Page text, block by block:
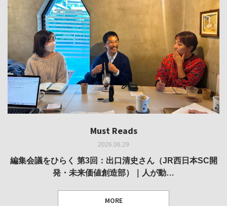
Must Reads
2026.06.29
編集会議をひらく 第3回：出口清史さん（JR西日本SC開
発・未来価値創造部）｜人が動…
MORE
Must Reads
2026.05.14
REVIEW｜果たして美術家・梅津庸一は、「大阪のゆかり
作家」となることができたのか…
Must Reads
2026.03.11
REPORT｜博覧会の残像
Must Reads
2026.02.25
REVIEW｜菊池聡太朗 個展「余りの風景」
Must Reads
2025.10.01
REVIEW｜生の存在証明としての線——「ライフライン」
展